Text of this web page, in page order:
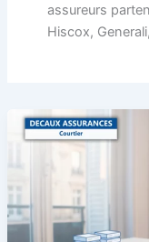
assureurs
Hiscox,